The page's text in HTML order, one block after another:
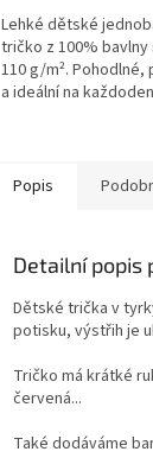
Lehké dětské
tričko z 100% bavlny
110 g/m². Pohodlné,
a ideální na
Popis
Detailní popis
Dětské trička v
potisku, výstřih je
Tričko má krátké
červená...
Také dodáváme